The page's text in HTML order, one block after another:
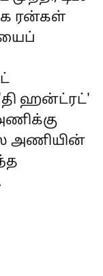
ரன்கள்
ஹன்ட்ரட்'
அணியின்